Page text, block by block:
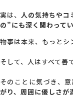
実は、人の気持ちやコ
の”にも深く関わって
物事は本来、もっとシ
そして、人はすべて善
そのことに気づき、意
がり、周囲に優しさが